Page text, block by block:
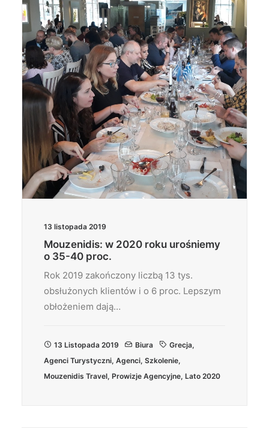
13 listopada 2019
Mouzenidis: w 2020 roku urośniemy
o 35-40 proc.
Rok 2019 zakończony liczbą 13 tys.
obsłużonych klientów i o 6 proc. Lepszym
obłożeniem dają…
13 Listopada 2019 Biura Grecja,
Agenci Turystyczni, Agenci, Szkolenie,
Mouzenidis Travel, Prowizje Agencyjne, Lato 2020